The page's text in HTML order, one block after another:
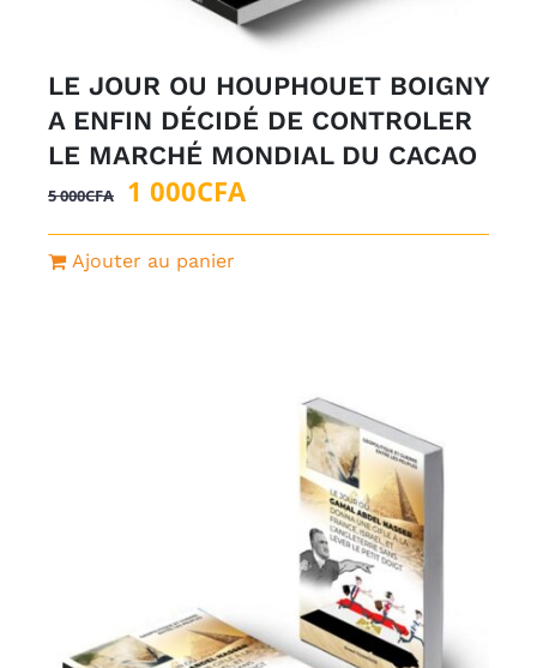
LE JOUR OU HOUPHOUET BOIGNY
A ENFIN DÉCIDÉ DE CONTROLER
LE MARCHÉ MONDIAL DU CACAO
5 000CFA
Le
prix
initial
1 000CFALe
prix
Ajouter au panier